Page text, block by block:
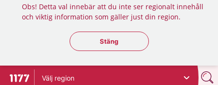
Obs! Detta val innebär att du inte ser regionalt innehåll
och viktig information som gäller just din region.
Stäng regionsväljaren
Stäng
Till startsidan för 1177
Välj region